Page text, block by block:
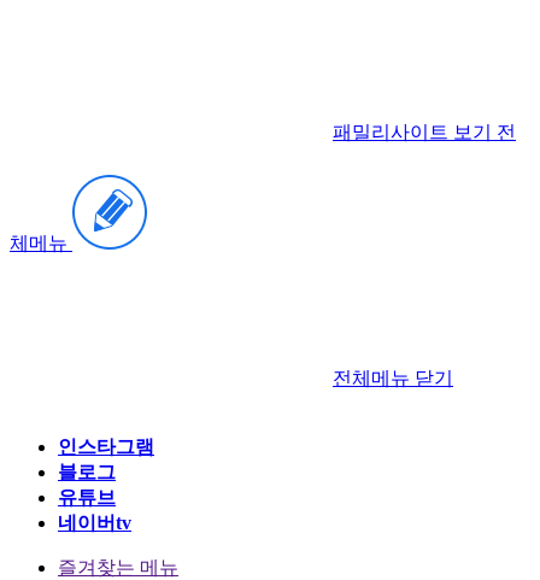
패밀리사이트 보기 전
체메뉴
전체메뉴 닫기
인스타그램
블로그
유튜브
네이버tv
즐겨찾는 메뉴